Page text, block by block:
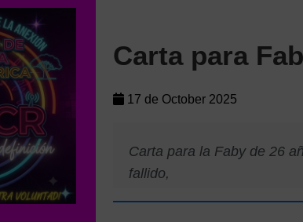
Carta para
17 de October 2025
Carta para la Faby de 26
fallido,